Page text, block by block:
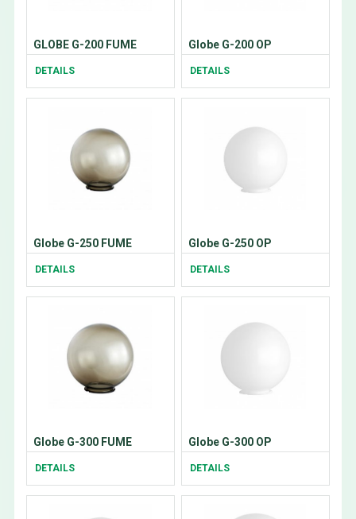
GLOBE G-200 FUME
DETAILS
Globe G-200 OP
DETAILS
Globe G-250 FUME
DETAILS
Globe G-250 OP
DETAILS
Globe G-300 FUME
DETAILS
Globe G-300 OP
DETAILS